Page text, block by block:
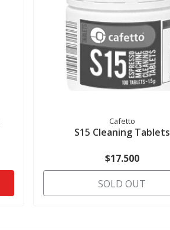
Cafetto
S15 Cleaning Tablets
$17.500
SOLD OUT